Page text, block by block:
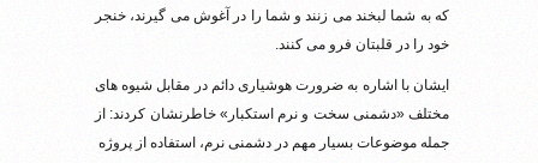
که به شما لبخند می زنند و شما را در آغوش می گیرند، خنجر
خود را در قلبتان فرو می کنند.
ایشان با اشاره به ضرورت هوشیاری دائم در مقابل شیوه های
مختلف «دشمنی سخت و نرم استکبار» خاطرنشان کردند: از
جمله موضوعات بسیار مهم در دشمنی نرم، استفاده از پروژه